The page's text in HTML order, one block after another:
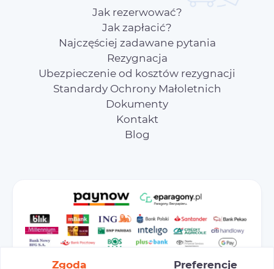
Jak rezerwować?
Jak zapłacić?
Najczęściej zadawane pytania
Rezygnacja
Ubezpieczenie od kosztów rezygnacji
Standardy Ochrony Małoletnich
Dokumenty
Kontakt
Blog
Zgoda Preferencje